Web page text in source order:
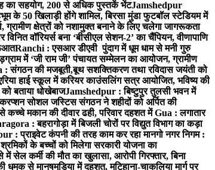
का सहयोग, 200 से अधिक पुस्तकें भेंटJamshedpur
के 50 खिलाड़ी होंगे शामिल, बिरसा मुंडा फुटबॉल स्टेडियम में
ग्रामीण क्षेत्रों को नशामुक्त बनाने के लिए चलेगा जागरूकता
वॉरियर्स बना ‘बीसीएल सेशन-2’ का चैंपियन, वीणापाणि
Ranchi : एसआर डीएवी पुंदाग में धूम धाम से मनी गुरु
में ‘जी राम जी’ पंचायत सम्मेलन का आयोजन, ग्रामीण
: संगठन की मजबूती,बूथ सशक्तिकरण तथा रविदास जयंती को
हाई स्कूल में करियर काउंसलिंग सत्र आयोजित, भविष्य की
बताया धोखेबाजJamshedpur : बिष्टुपुर तुलसी भवन में
सोशल जस्टिस संगठन ने शहीदों को अर्पित की
कच्चे मकान की दीवार ढही, परिवार दहशत मेंGua : लगातार
: बहरागोड़ा में बिजली चोरों पर विद्युत विभाग का कड़ा
: प्राइवेट कंपनी की तरह काम कर रहा मानगो नगर निगम :
के बच्चों को मिलेगा सरकारी योजना का
सेल कर्मी की मौत का खुलासा, आरोपी गिरफ्तार, बिना
से मानुषमुड़िया में दहशत, मटिहाना-चाकुलिया मार्ग पर